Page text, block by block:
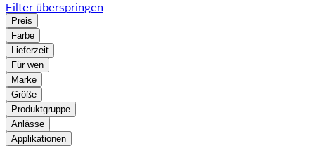
Filter überspringen
Preis
Farbe
Lieferzeit
Für wen
Marke
Größe
Produktgruppe
Anlässe
Applikationen